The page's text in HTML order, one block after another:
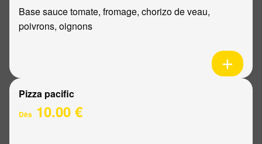
Base sauce tomate, fromage, chorizo de veau,
poivrons, oignons
Pizza pacific
Dès 10.00 €